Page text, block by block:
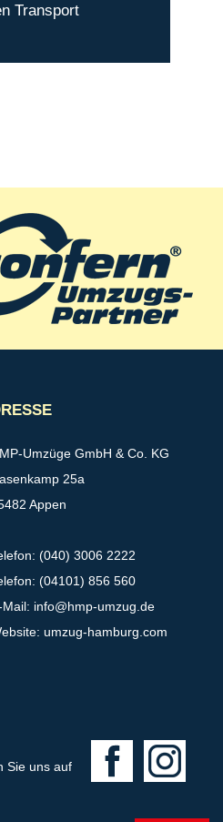
Transport
Umzüge GmbH & Co. KG
25a
Appen
(040) 3006 2222
(04101) 856 560
Mail: info@hmp-umzug.de
umzug-hamburg.com
Sie uns auf